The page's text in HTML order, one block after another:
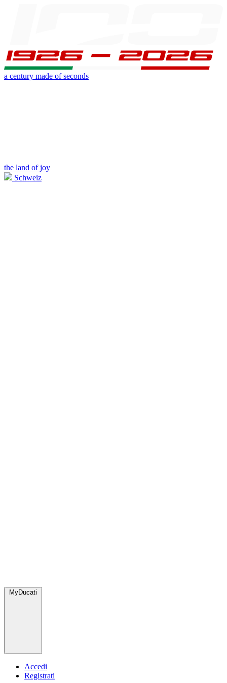
a century made of seconds
the land of joy
Schweiz
MyDucati
Accedi
Registrati